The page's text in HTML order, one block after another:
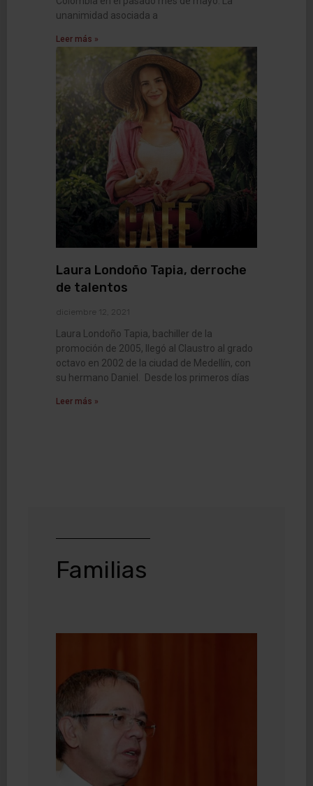
unanimidad asociada a
Leer más »
Laura Londoño Tapia, derroche
de talentos
diciembre 12, 2021
Laura Londoño Tapia, bachiller de la
promoción de 2005, llegó al Claustro al grado
octavo en 2002 de la ciudad de Medellín, con
su hermano Daniel. Desde los primeros días
Leer más »
Familias